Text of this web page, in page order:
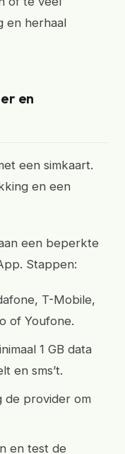
en herhaal
en
een simkaart.
en een
een beperkte
Stappen:
T-Mobile,
of Youfone.
1 GB data
en sms’t.
de provider om
en test de